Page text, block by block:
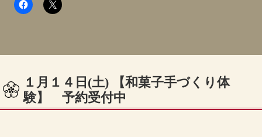
１月１４日(土) 【和菓子手づくり体
験】 予約受付中